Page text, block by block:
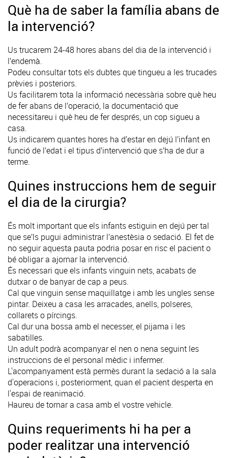
Què ha de saber la família abans de
la intervenció?
Us trucarem 24-48 hores abans del dia de la intervenció i
l’endemà.
Podeu consultar tots els dubtes que tingueu a les trucades
prèvies i posteriors.
Us facilitarem tota la informació necessària sobre què heu
de fer abans de l’operació, la documentació que
necessitareu i què heu de fer després, un cop sigueu a
casa.
Us indicarem quantes hores ha d’estar en dejú l’infant en
funció de l’edat i el tipus d’intervenció que s’ha de dur a
terme.
Quines instruccions hem de seguir
el dia de la cirurgia?
És molt important que els infants estiguin en dejú per tal
que se’ls pugui administrar l’anestèsia o sedació. El fet de
no seguir aquesta pauta podria posar en risc el pacient o
bé obligar a ajornar la intervenció.
És necessari que els infants vinguin nets, acabats de
dutxar o de banyar de cap a peus.
Cal que vinguin sense maquillatge i amb les ungles sense
pintar. Deixeu a casa les arracades, anells, polseres,
collarets o pírcings.
Cal dur una bossa amb el necesser, el pijama i les
sabatilles.
Un adult podrà acompanyar el nen o nena seguint les
instruccions de el personal mèdic i infermer.
L'acompanyament està permès durant la sedació a la sala
d'operacions i, posteriorment, quan el pacient desperta en
l'espai de reanimació.
Haureu de tornar a casa amb el vostre vehicle.
Quins requeriments hi ha per a
poder realitzar una intervenció